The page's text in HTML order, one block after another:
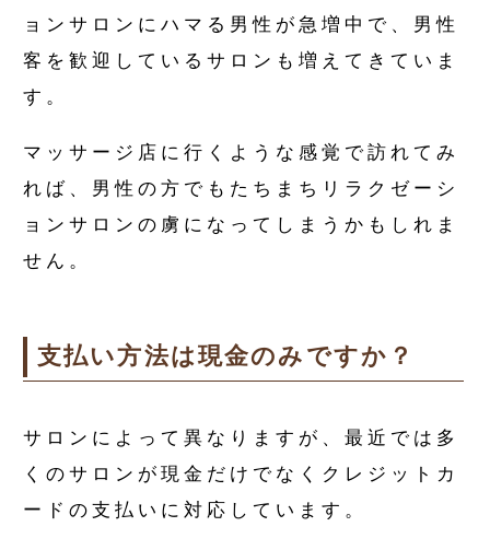
ョンサロンにハマる男性が急増中で、男性
客を歓迎しているサロンも増えてきていま
す。
マッサージ店に行くような感覚で訪れてみ
れば、男性の方でもたちまちリラクゼーシ
ョンサロンの虜になってしまうかもしれま
せん。
支払い方法は現金のみですか？
サロンによって異なりますが、最近では多
くのサロンが現金だけでなくクレジットカ
ードの支払いに対応しています。